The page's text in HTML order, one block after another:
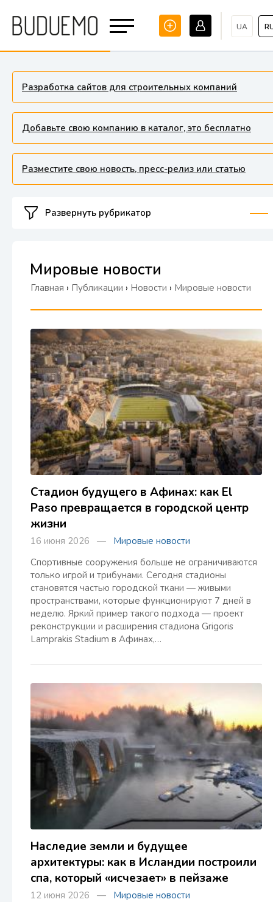
UA
Разработка сайтов для строительных компаний
Добавьте свою компанию в каталог, это бесплатно
Разместите свою новость, пресс-релиз или статью
Развернуть рубрикатор
Мировые новости
Главная › Публикации › Новости › Мировые новости
Стадион будущего в Афинах: как El
Paso превращается в городской центр
жизни
16 июня 2026 — Мировые новости
Спортивные сооружения больше не ограничиваются
только игрой и трибунами. Сегодня стадионы
становятся частью городской ткани — живыми
пространствами, которые функционируют 7 дней в
неделю. Яркий пример такого подхода — проект
реконструкции и расширения стадиона Grigoris
Lamprakis Stadium в Афинах,…
Наследие земли и будущее
архитектуры: как в Исландии построили
спа, который «исчезает» в пейзаже
12 июня 2026 — Мировые новости